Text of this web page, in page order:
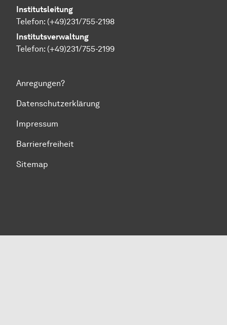
Institutsleitung
Telefon: (+49)231/755-2198
Institutsverwaltung
Telefon: (+49)231/755-2199
Anregungen?
Datenschutzerklärung
Impressum
Barrierefreiheit
Sitemap